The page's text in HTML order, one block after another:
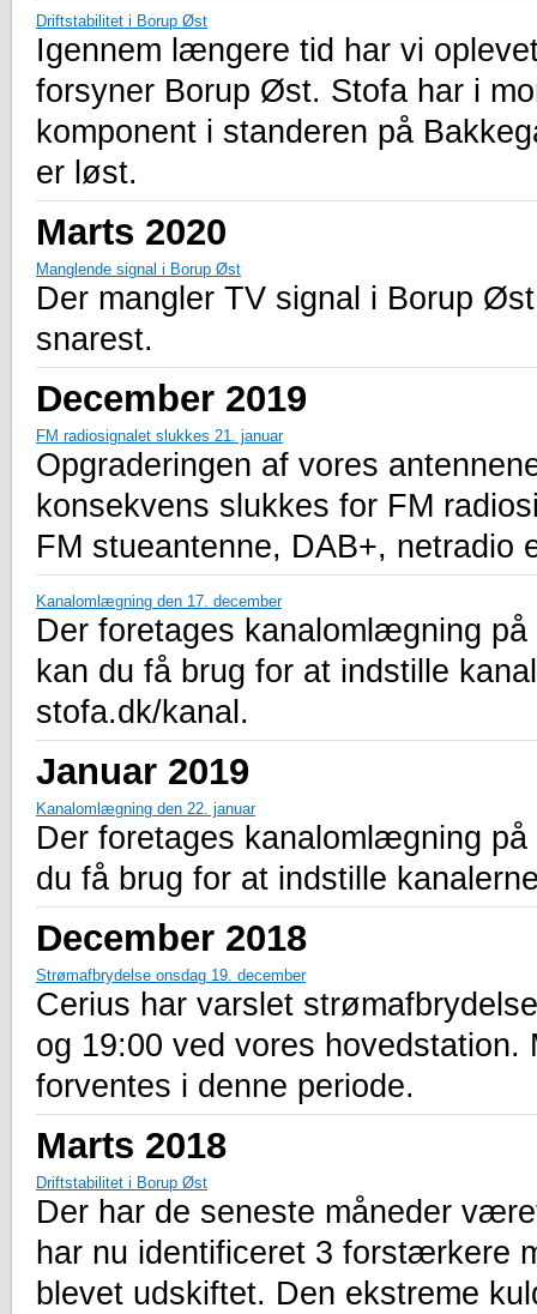
Driftstabilitet i Borup Øst
Igennem længere tid har vi
forsyner Borup Øst. Stofa har i
komponent i standeren på
er løst.
Marts 2020
Manglende signal i Borup Øst
Der mangler TV signal i Borup
snarest.
December 2019
FM radiosignalet slukkes 21. januar
Opgraderingen af vores
konsekvens slukkes for FM
FM stueantenne, DAB+, netradio
Kanalomlægning den 17. december
Der foretages kanalomlægning
kan du få brug for at indstille
stofa.dk/kanal.
Januar 2019
Kanalomlægning den 22. januar
Der foretages kanalomlægning
du få brug for at indstille
December 2018
Strømafbrydelse onsdag 19. december
Cerius har varslet
og 19:00 ved vores
forventes i denne periode.
Marts 2018
Driftstabilitet i Borup Øst
Der har de seneste måneder
har nu identificeret 3 forstærkere
blevet udskiftet. Den ekstreme